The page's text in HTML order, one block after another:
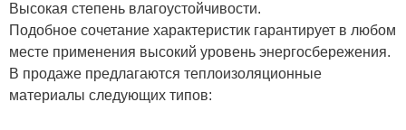
Высокая степень влагоустойчивости.
Подобное сочетание характеристик гарантирует в любом
месте применения высокий уровень энергосбережения.
В продаже предлагаются теплоизоляционные
материалы следующих типов: